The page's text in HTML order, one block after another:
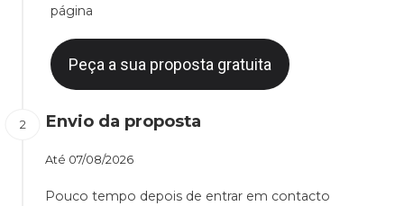
página
Peça a sua proposta gratuita
Envio da proposta
Até 07/08/2026
Pouco tempo depois de entrar em contacto